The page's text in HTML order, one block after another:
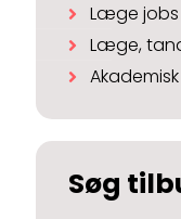
Læge jobs
Læge,
Søg